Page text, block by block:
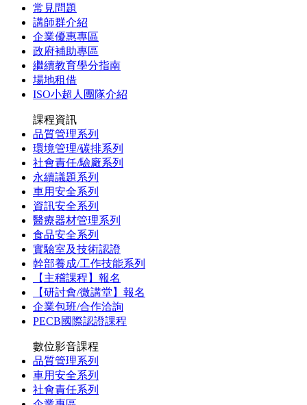
常見問題
講師群介紹
企業優惠專區
政府補助專區
繼續教育學分指南
場地租借
ISO小超人團隊介紹
課程資訊
品質管理系列
環境管理/碳排系列
社會責任/驗廠系列
永續議題系列
車用安全系列
資訊安全系列
醫療器材管理系列
食品安全系列
實驗室及技術認證
幹部養成/工作技能系列
【主稽課程】報名
【研討會/微講堂】報名
企業包班/合作洽詢
PECB國際認證課程
數位影音課程
品質管理系列
車用安全系列
社會責任系列